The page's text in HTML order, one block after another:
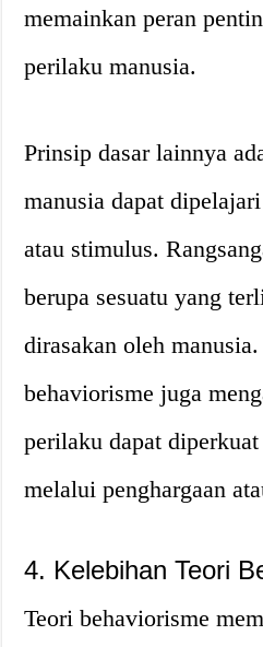
memainkan peran
perilaku manusia.
Prinsip dasar lainnya
manusia dapat
atau stimulus.
berupa sesuatu yang
dirasakan oleh
behaviorisme juga
perilaku dapat
melalui penghargaan
4. Kelebihan Teori
Teori behaviorisme